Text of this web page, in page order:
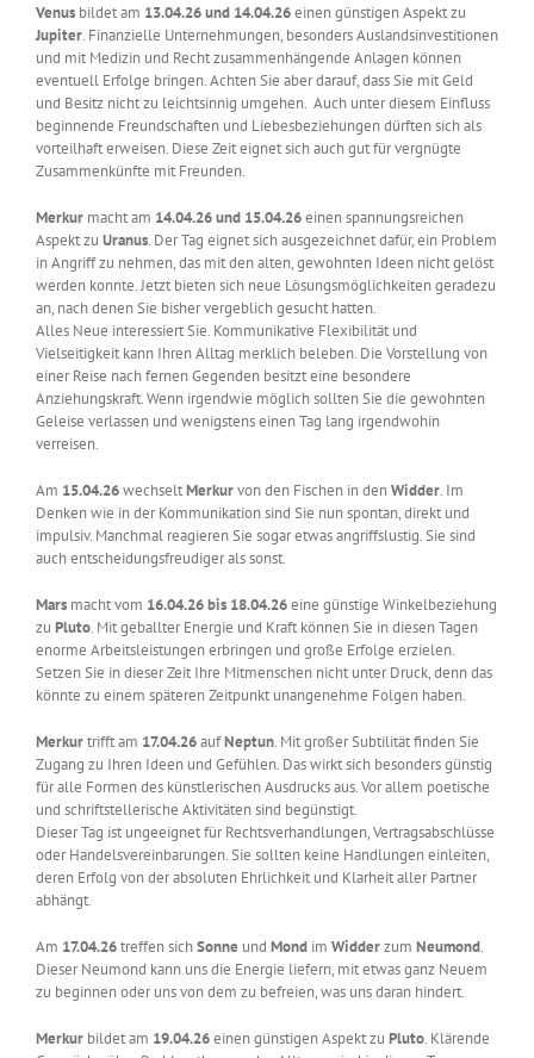
Venus bildet am 13.04.26 und 14.04.26einen günstigen Aspekt zu
Jupiter. Finanzielle Unternehmungen, besonders Auslandsinvestitionen
und mit Medizin und Recht zusammenhängende Anlagen können
eventuell Erfolge bringen. Achten Sie aber darauf, dass Sie mit Geld
und Besitz nicht zu leichtsinnig umgehen. Auch unter diesem Einfluss
beginnende Freundschaften und Liebesbeziehungen dürften sich als
vorteilhaft erweisen. Diese Zeit eignet sich auch gut für vergnügte
Zusammenkünfte mit Freunden.
Merkur macht am 14.04.26 und 15.04.26einen spannungsreichen
Aspekt zu Uranus. Der Tag eignet sich ausgezeichnet dafür, ein Problem
in Angriff zu nehmen, das mit den alten, gewohnten Ideen nicht gelöst
werden konnte. Jetzt bieten sich neue Lösungsmöglichkeiten geradezu
an, nach denen Sie bisher vergeblich gesucht hatten.
Alles Neue interessiert Sie. Kommunikative Flexibilität und
Vielseitigkeit kann Ihren Alltag merklich beleben. Die Vorstellung von
einer Reise nach fernen Gegenden besitzt eine besondere
Anziehungskraft. Wenn irgendwie möglich sollten Sie die gewohnten
Geleise verlassen und wenigstens einen Tag lang irgendwohin
verreisen.
Am 15.04.26wechseltMerkurvon den Fischen in denWidder. Im
Denken wie in der Kommunikation sind Sie nun spontan, direkt und
impulsiv. Manchmal reagieren Sie sogar etwas angriffslustig. Sie sind
auch entscheidungsfreudiger als sonst.
Mars macht vom 16.04.26 bis 18.04.26eine günstige Winkelbeziehung
zu Pluto. Mit geballter Energie und Kraft können Sie in diesen Tagen
enorme Arbeitsleistungen erbringen und große Erfolge erzielen.
Setzen Sie in dieser Zeit Ihre Mitmenschen nicht unter Druck, denn das
könnte zu einem späteren Zeitpunkt unangenehme Folgen haben.
Merkurtrifft am 17.04.26aufNeptun. Mit großer Subtilität finden Sie
Zugang zu Ihren Ideen und Gefühlen. Das wirkt sich besonders günstig
für alle Formen des künstlerischen Ausdrucks aus. Vor allem poetische
und schriftstellerische Aktivitäten sind begünstigt.
Dieser Tag ist ungeeignet für Rechtsverhandlungen, Vertragsabschlüsse
oder Handelsvereinbarungen. Sie sollten keine Handlungen einleiten,
deren Erfolg von der absoluten Ehrlichkeit und Klarheit aller Partner
abhängt.
Am 17.04.26treffen sichSonne und Mond im Widderzum Neumond.
Dieser Neumond kann uns die Energie liefern, mit etwas ganz Neuem
zu beginnen oder uns von dem zu befreien, was uns daran hindert.
Merkur bildet am 19.04.26einen günstigen Aspekt zu Pluto. Klärende